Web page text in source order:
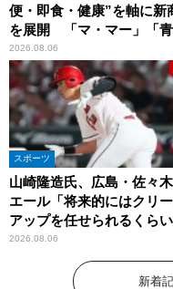
便・即食・健康”を軸に新
を展開 「マ・マー」「
洞窟」ブランドを強化
2026.08.06
スポーツ
山崎隆造氏、広島・佐々
エール「将来的にはクリ
アップを任せられるくら
では成長して」
2026.08.06
新着